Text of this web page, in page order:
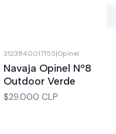
3123840017155|Opinel
Navaja Opinel Nº8
Outdoor Verde
$29.000 CLP